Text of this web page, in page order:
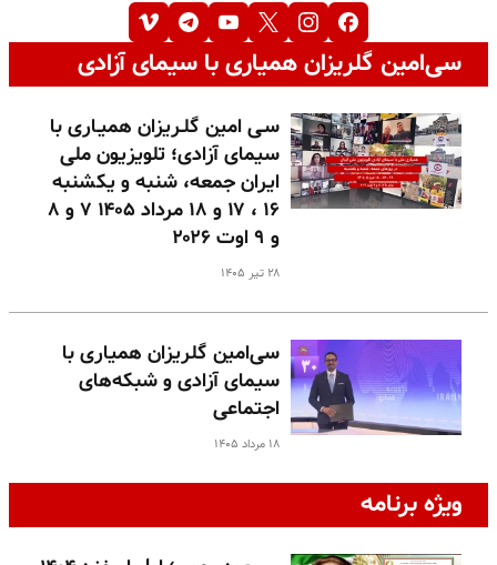
سی‌امین گلریزان همیاری با سیمای آزادی
سـی امین گلـریزان همیـاری با
سیمای آزادی؛ تلویزیون ملی
ایران جمعه، شنبه و یکشنبه
۱۶ ، ۱۷ و ۱۸ مرداد ۱۴۰۵ ۷ و ۸
و ۹ اوت ۲۰۲۶
۲۸ تیر ۱۴۰۵
سی‌امین گلریزان همیاری با
سیمای آزادی و شبکه‌های
اجتماعی
۱۸ مرداد ۱۴۰۵
ویژه برنامه